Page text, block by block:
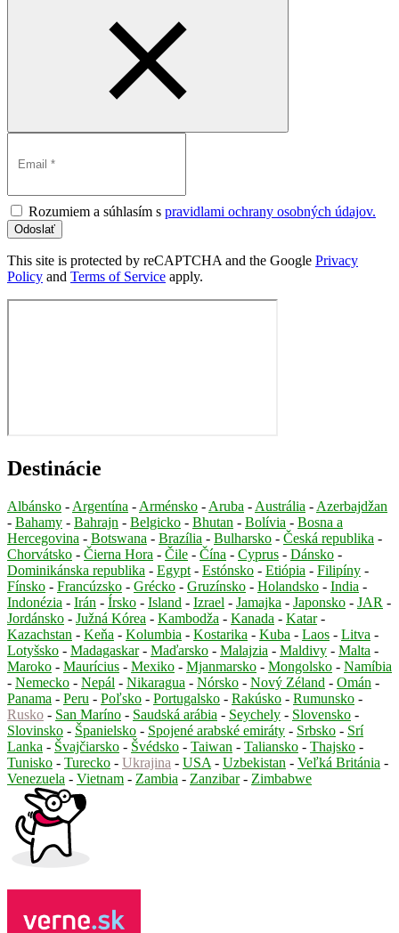
Rozumiem a súhlasím s pravidlami ochrany osobných údajov.
Odoslať
This site is protected by reCAPTCHA and the Google Privacy
Policy and Terms of Service apply.
Destinácie
Albánsko - Argentína - Arménsko - Aruba - Austrália - Azerbajdžan
- Bahamy - Bahrajn - Belgicko - Bhutan - Bolívia - Bosna a
Hercegovina - Botswana - Brazília - Bulharsko - Česká republika -
Chorvátsko - Čierna Hora - Čile - Čína - Cyprus - Dánsko -
Dominikánska republika - Egypt - Estónsko - Etiópia - Filipíny -
Fínsko - Francúzsko - Grécko - Gruzínsko - Holandsko - India -
Indonézia - Irán - Írsko - Island - Izrael - Jamajka - Japonsko - JAR -
Jordánsko - Južná Kórea - Kambodža - Kanada - Katar-
Kazachstan - Keňa - Kolumbia - Kostarika - Kuba - Laos - Litva -
Lotyšsko - Madagaskar- Maďarsko - Malajzia - Maldivy - Malta -
Maroko - Maurícius - Mexiko - Mjanmarsko - Mongolsko - Namíbia
- Nemecko - Nepál - Nikaragua - Nórsko - Nový Zéland - Omán -
Panama - Peru - Poľsko - Portugalsko - Rakúsko - Rumunsko -
Rusko - San Maríno - Saudská arábia - Seychely - Slovensko -
Slovinsko - Španielsko - Spojené arabské emiráty - Srbsko - Srí
Lanka - Švajčiarsko - Švédsko - Taiwan - Taliansko - Thajsko -
Tunisko - Turecko - Ukrajina - USA - Uzbekistan - Veľká Británia -
Venezuela - Vietnam - Zambia - Zanzibar- Zimbabwe